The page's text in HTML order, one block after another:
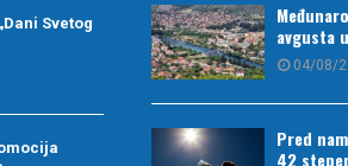
Svetog
avgusta
04/08/
Pred
42